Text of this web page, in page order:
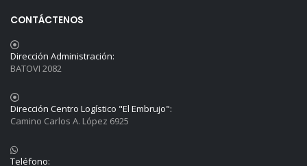
CONTÁCTENOS
Dirección Administración:
BATOVI 2082
Dirección Centro Logístico "El Embrujo":
Camino Carlos A. López 6925
Teléfono: